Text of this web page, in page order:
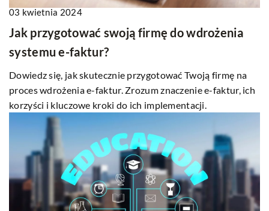
03 kwietnia 2024
Jak przygotować swoją firmę do wdrożenia
systemu e-faktur?
Dowiedz się, jak skutecznie przygotować Twoją firmę na
proces wdrożenia e-faktur. Zrozum znaczenie e-faktur, ich
korzyści i kluczowe kroki do ich implementacji.